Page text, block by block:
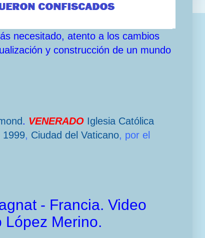
necesitado, atento a los cambios
y construcción de un mundo
. VENERADO Iglesia Católica
1999, Ciudad del Vaticano, por el
- Francia. Video
López Merino.